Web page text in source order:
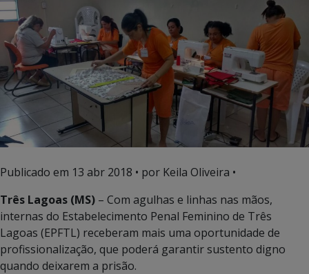
Publicado em 13 abr 2018 • por Keila Oliveira •
Três Lagoas (MS) – Com agulhas e linhas nas mãos,
internas do Estabelecimento Penal Feminino de Três
Lagoas (EPFTL) receberam mais uma oportunidade de
profissionalização, que poderá garantir sustento digno
quando deixarem a prisão.